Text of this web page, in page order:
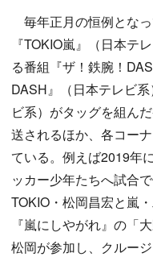
毎年正月の恒例とな
『TOKIO嵐』（日本テ
る番組『ザ！鉄腕！
DASH』（日本テレビ
ビ系）がタッグを組ん
送されるほか、各コー
ている。例えば2019年
ッカー少年たちへ試合
TOKIO・松岡昌宏と嵐
『嵐にしやがれ』の「
松岡が参加し、クルー